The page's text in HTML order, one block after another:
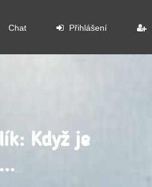
Chat Přihlášení
Když je